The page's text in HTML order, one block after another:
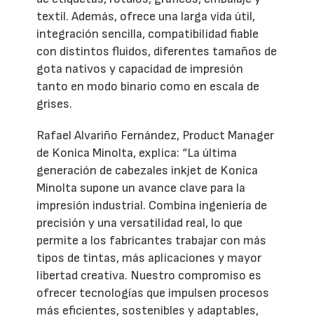
textil. Además, ofrece una larga vida útil,
integración sencilla, compatibilidad fiable
con distintos fluidos, diferentes tamaños de
gota nativos y capacidad de impresión
tanto en modo binario como en escala de
grises.
Rafael Alvariño Fernández, Product Manager
de Konica Minolta, explica: “La última
generación de cabezales inkjet de Konica
Minolta supone un avance clave para la
impresión industrial. Combina ingeniería de
precisión y una versatilidad real, lo que
permite a los fabricantes trabajar con más
tipos de tintas, más aplicaciones y mayor
libertad creativa. Nuestro compromiso es
ofrecer tecnologías que impulsen procesos
más eficientes, sostenibles y adaptables,